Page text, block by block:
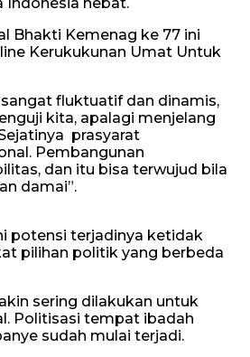
Bhakti Kemenag ke 77 ini
Kerukukunan Umat Untuk
sangat fluktuatif dan dinamis,
kita, apalagi menjelang
prasyarat
Pembangunan
dan itu bisa terwujud bila
damai”.
potensi terjadinya ketidak
pilihan politik yang berbeda
sering dilakukan untuk
Politisasi tempat ibadah
sudah mulai terjadi.